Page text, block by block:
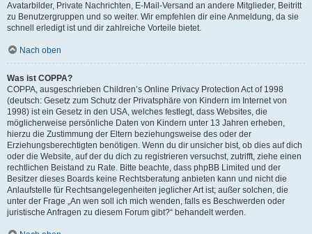
Avatarbilder, Private Nachrichten, E-Mail-Versand an andere Mitglieder, Beitritt
zu Benutzergruppen und so weiter. Wir empfehlen dir eine Anmeldung, da sie
schnell erledigt ist und dir zahlreiche Vorteile bietet.
Nach oben
Was ist COPPA?
COPPA, ausgeschrieben Children’s Online Privacy Protection Act of 1998
(deutsch: Gesetz zum Schutz der Privatsphäre von Kindern im Internet von
1998) ist ein Gesetz in den USA, welches festlegt, dass Websites, die
möglicherweise persönliche Daten von Kindern unter 13 Jahren erheben,
hierzu die Zustimmung der Eltern beziehungsweise des oder der
Erziehungsberechtigten benötigen. Wenn du dir unsicher bist, ob dies auf dich
oder die Website, auf der du dich zu registrieren versuchst, zutrifft, ziehe einen
rechtlichen Beistand zu Rate. Bitte beachte, dass phpBB Limited und der
Besitzer dieses Boards keine Rechtsberatung anbieten kann und nicht die
Anlaufstelle für Rechtsangelegenheiten jeglicher Art ist; außer solchen, die
unter der Frage „An wen soll ich mich wenden, falls es Beschwerden oder
juristische Anfragen zu diesem Forum gibt?“ behandelt werden.